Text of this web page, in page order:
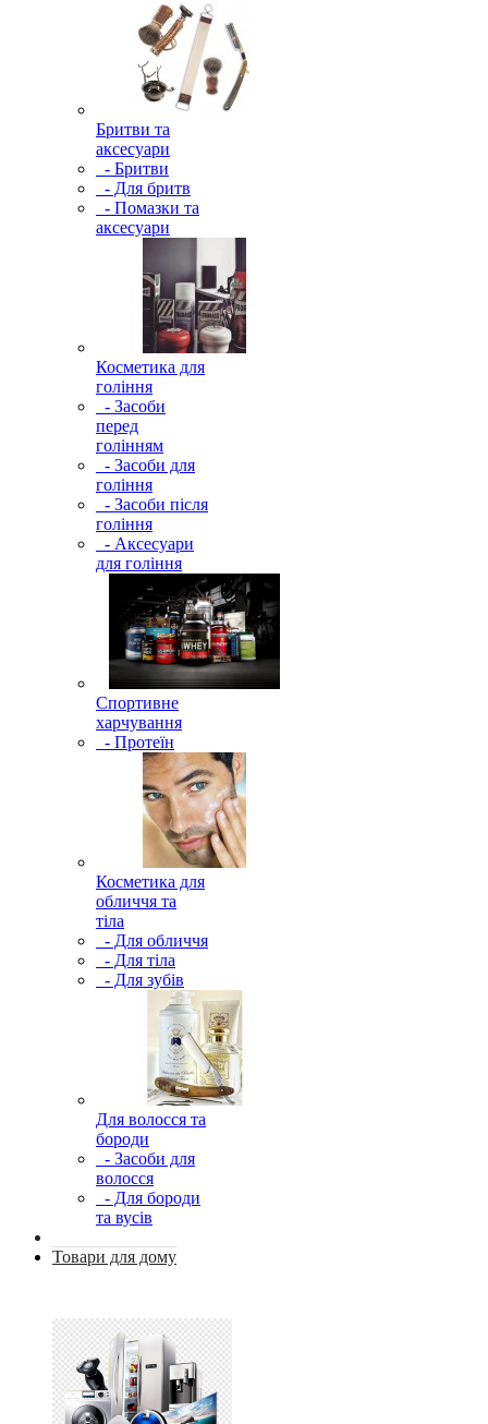
Бритви та
аксесуари
- Бритви
- Для бритв
- Помазки та
аксесуари
Косметика для
гоління
- Засоби
перед
голінням
- Засоби для
гоління
- Засоби після
гоління
- Аксесуари
для гоління
Спортивне
харчування
- Протеїн
Косметика для
обличчя та
тіла
- Для обличчя
- Для тіла
- Для зубів
Для волосся та
бороди
- Засоби для
волосся
- Для бороди
та вусів
Товари для дому